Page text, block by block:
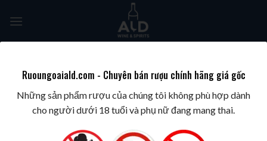
TRANG CHỦ BRANDS [MUA 2 TẶNG 1]
Ruoungoaiald.com - Chuyên bán rượu chính hãng giá gốc
Những sản phẩm rượu của chúng tôi không phù hợp dành
cho người dưới 18 tuổi và phụ nữ đang mang thai.